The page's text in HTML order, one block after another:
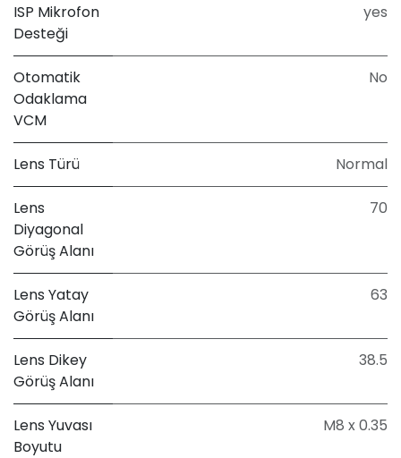
ISP Mikrofon
Desteği
yes
Otomatik
Odaklama
VCM
No
Lens Türü Normal
Lens
Diyagonal
Görüş Alanı
70
Lens Yatay
Görüş Alanı
63
Lens Dikey
Görüş Alanı
38.5
Lens Yuvası
Boyutu
M8 x 0.35